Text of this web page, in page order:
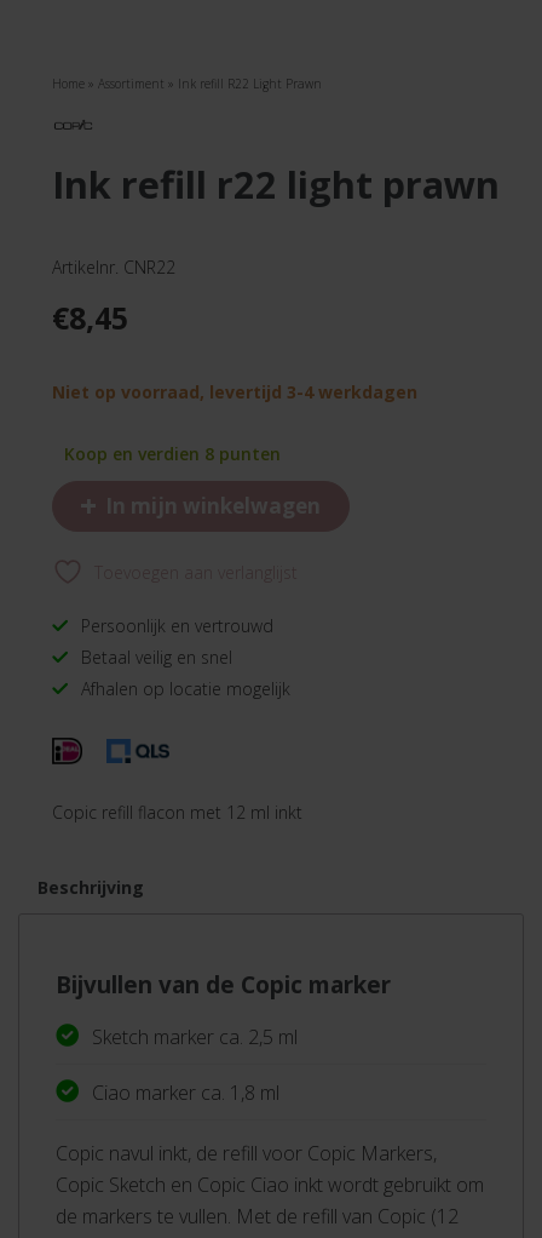
Home » Assortiment » Ink refill R22 Light Prawn
ink refill r22 light prawn
Artikelnr. CNR22
€8,45
Niet op voorraad, levertijd 3-4 werkdagen
Koop en verdien 8 punten
+ In mijn winkelwagen
Persoonlijk en vertrouwd
Betaal veilig en snel
Afhalen op locatie mogelijk
Copic refill flacon met 12 ml inkt
Beschrijving
Bijvullen van de Copic marker
Sketch marker ca. 2,5 ml
Ciao marker ca. 1,8 ml
Copic navul inkt, de refill voor Copic Markers,
Copic Sketch en Copic Ciao inkt wordt gebruikt om
de markers te vullen. Met de refill van Copic (12